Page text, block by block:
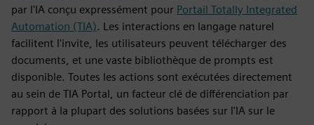
par l'IA conçu expressément pour Portail Totally Integrated
Automation (TIA). Les interactions en langage naturel
facilitent l'invite, les utilisateurs peuvent télécharger des
documents, et une vaste bibliothèque de prompts est
disponible. Toutes les actions sont exécutées directement
au sein de TIA Portal, un facteur clé de différenciation par
rapport à la plupart des solutions basées sur l'IA sur le